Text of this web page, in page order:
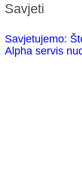
Savjeti
Savjetujemo:
Alpha servis